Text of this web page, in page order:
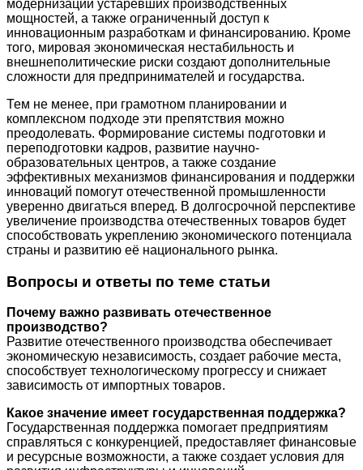
модернизации устаревших производственных
мощностей, а также ограниченный доступ к
инновационным разработкам и финансированию. Кроме
того, мировая экономическая нестабильность и
внешнеполитические риски создают дополнительные
сложности для предпринимателей и государства.
Тем не менее, при грамотном планировании и
комплексном подходе эти препятствия можно
преодолевать. Формирование системы подготовки и
переподготовки кадров, развитие научно-
образовательных центров, а также создание
эффективных механизмов финансирования и поддержки
инноваций помогут отечественной промышленности
уверенно двигаться вперед. В долгосрочной перспективе
увеличение производства отечественных товаров будет
способствовать укреплению экономического потенциала
страны и развитию её национального рынка.
Вопросы и ответы по теме статьи
Почему важно развивать отечественное
производство?
Развитие отечественного производства обеспечивает
экономическую независимость, создает рабочие места,
способствует технологическому прогрессу и снижает
зависимость от импортных товаров.
Какое значение имеет государственная поддержка?
Государственная поддержка помогает предприятиям
справляться с конкуренцией, предоставляет финансовые
и ресурсные возможности, а также создает условия для